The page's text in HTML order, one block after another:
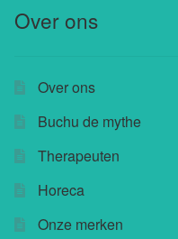
Over ons
Over ons
Buchu de mythe
Therapeuten
Horeca
Onze merken